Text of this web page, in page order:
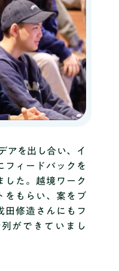
アを出し合い、イ
フィードバックを
た。 越境ワーク
をもらい、案をブ
田修造さんにもフ
ができていまし